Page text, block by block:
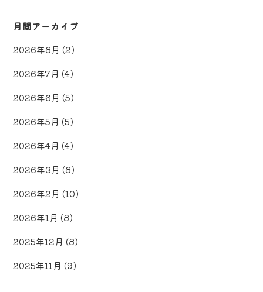
月間アーカイブ
2026年8月 (2)
2026年7月 (4)
2026年6月 (5)
2026年5月 (5)
2026年4月 (4)
2026年3月 (8)
2026年2月 (10)
2026年1月 (8)
2025年12月 (8)
2025年11月 (9)